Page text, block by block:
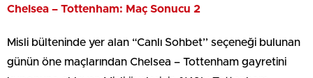
Chelsea – Tottenham: Maç Sonucu 2
Misli bülteninde yer alan “Canlı Sohbet’’ seçeneği bulunan
günün öne maçlarından Chelsea – Tottenham gayretini